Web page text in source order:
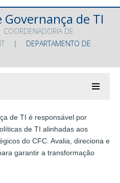
de TI
COORDENADORIA DE
DEPARTAMENTO DE
de TI é responsável por
de TI alinhadas aos
do CFC. Avalia, direciona e
garantir a transformação